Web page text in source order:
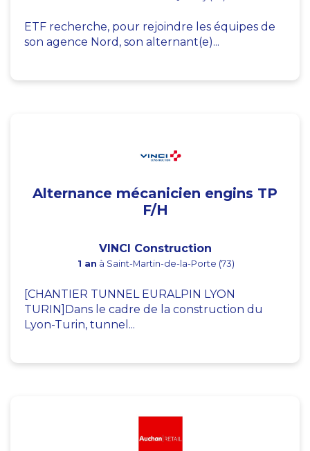
ETF recherche, pour rejoindre les équipes de
son agence Nord, son alternant(e)...
Alternance mécanicien engins TP
F/H
VINCI Construction
1 an à Saint-Martin-de-la-Porte (73)
[CHANTIER TUNNEL EURALPIN LYON
TURIN]Dans le cadre de la construction du
Lyon-Turin, tunnel...